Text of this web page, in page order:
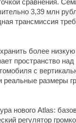
сравнения.
3,39 млн
трансмиссия
более
пространство
с
размеры
нового Atlas:
регулятор